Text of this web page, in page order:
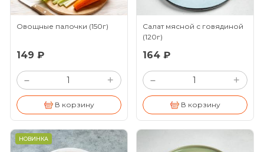
Овощные палочки (150г)
149 ₽
– +
В корзину
Салат мясной с говядиной
(120г)
164 ₽
– +
В корзину
НОВИНКА